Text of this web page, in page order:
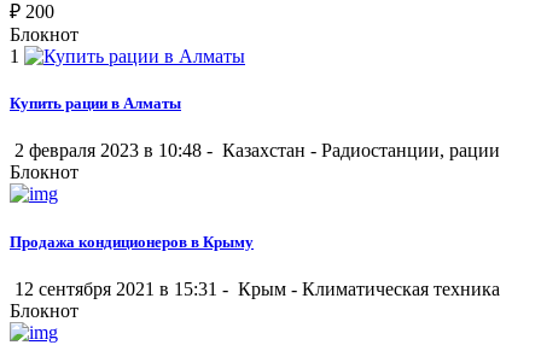
₽ 200
Блокнот
1
Купить рации в Алматы
2 февраля 2023 в 10:48 - Казахстан - Радиостанции, рации
Блокнот
Продажа кондиционеров в Крыму
12 сентября 2021 в 15:31 - Крым - Климатическая техника
Блокнот